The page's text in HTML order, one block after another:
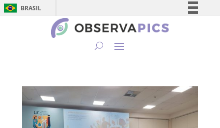
BRASIL
Simplifique!
Canais